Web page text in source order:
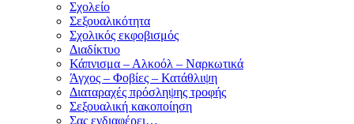
Σχολείο
Σεξουαλικότητα
Σχολικός εκφοβισμός
Διαδίκτυο
Κάπνισμα – Αλκοόλ – Ναρκωτικά
Άγχος – Φοβίες – Κατάθλιψη
Διαταραχές πρόσληψης τροφής
Σεξουαλική κακοποίηση
Σας ενδιαφέρει…